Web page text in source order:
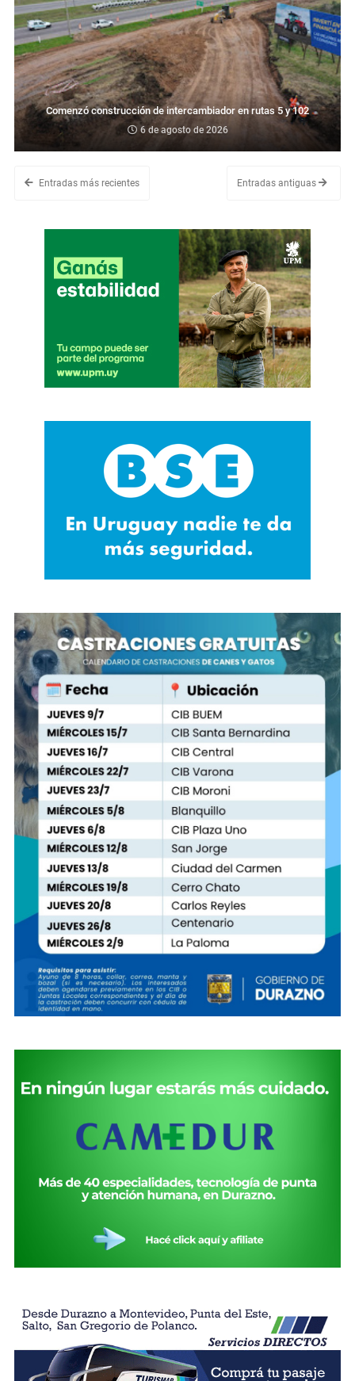
Comenzó construcción de intercambiador en rutas 5 y 102
6 de agosto de 2026
Entradas más recientes Entradas antiguas